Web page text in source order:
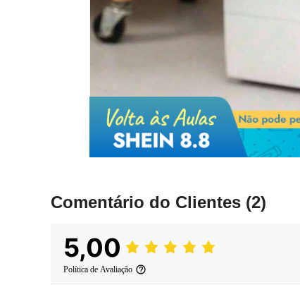
Comentário do Clientes (2)
5,00
Política de Avaliação